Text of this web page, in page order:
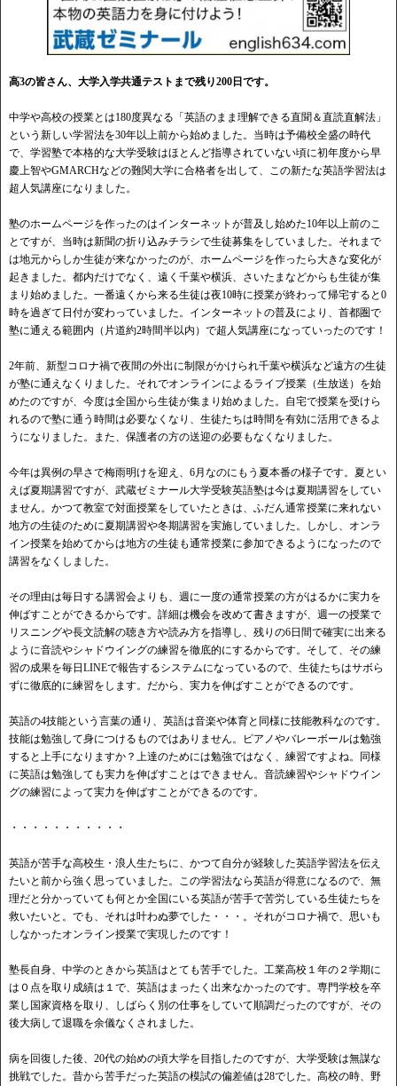
高3の皆さん、大学入学共通テストまで残り200日です。
中学や高校の授業とは180度異なる「英語のまま理解できる直聞＆直読直解法」
という新しい学習法を30年以上前から始めました。当時は予備校全盛の時代
で、学習塾で本格的な大学受験はほとんど指導されていない頃に初年度から早
慶上智やGMARCHなどの難関大学に合格者を出して、この新たな英語学習法は
超人気講座になりました。
塾のホームページを作ったのはインターネットが普及し始めた10年以上前のこ
とですが、当時は新聞の折り込みチラシで生徒募集をしていました。それまで
は地元からしか生徒が来なかったのが、ホームページを作ったら大きな変化が
起きました。都内だけでなく、遠く千葉や横浜、さいたまなどからも生徒が集
まり始めました。一番遠くから来る生徒は夜10時に授業が終わって帰宅すると0
時を過ぎて日付が変わっていました。インターネットの普及により、首都圏で
塾に通える範囲内（片道約2時間半以内）で超人気講座になっていったのです！
2年前、新型コロナ禍で夜間の外出に制限がかけられ千葉や横浜など遠方の生徒
が塾に通えなくりました。それでオンラインによるライブ授業（生放送）を始
めたのですが、今度は全国から生徒が集まり始めました。自宅で授業を受けら
れるので塾に通う時間は必要なくなり、生徒たちは時間を有効に活用できるよ
うになりました。また、保護者の方の送迎の必要もなくなりました。
今年は異例の早さで梅雨明けを迎え、6月なのにもう夏本番の様子です。夏とい
えば夏期講習ですが、武蔵ゼミナール大学受験英語塾は今は夏期講習をしてい
ません。かつて教室で対面授業をしていたときは、ふだん通常授業に来れない
地方の生徒のために夏期講習や冬期講習を実施していました。しかし、オンラ
イン授業を始めてからは地方の生徒も通常授業に参加できるようになったので
講習をなくしました。
その理由は毎日する講習会よりも、週に一度の通常授業の方がはるかに実力を
伸ばすことができるからです。詳細は機会を改めて書きますが、週一の授業で
リスニングや長文読解の聴き方や読み方を指導し、残りの6日間で確実に出来る
ように音読やシャドウイングの練習を徹底的にするからです。そして、その練
習の成果を毎日LINEで報告するシステムになっているので、生徒たちはサボら
ずに徹底的に練習をします。だから、実力を伸ばすことができるのです。
英語の4技能という言葉の通り、英語は音楽や体育と同様に技能教科なのです。
技能は勉強して身につけるものではありません。ピアノやバレーボールは勉強
すると上手になりますか？上達のためには勉強ではなく、練習ですよね。同様
に英語は勉強しても実力を伸ばすことはできません。音読練習やシャドウイン
グの練習によって実力を伸ばすことができるのです。
・・・・・・・・・・・
英語が苦手な高校生・浪人生たちに、かつて自分が経験した英語学習法を伝え
たいと前から強く思っていました。この学習法なら英語が得意になるので、無
理だと分かっていても何とか全国にいる英語が苦手で苦労している生徒たちを
救いたいと。でも、それは叶わぬ夢でした・・・。それがコロナ禍で、思いも
しなかったオンライン授業で実現したのです！
塾長自身、中学のときから英語はとても苦手でした。工業高校１年の２学期に
は０点を取り成績は１で、英語はまったく出来なかったのです。専門学校を卒
業し国家資格を取り、しばらく別の仕事をしていて順調だったのですが、その
後大病して退職を余儀なくされました。
病を回復した後、20代の始めの頃大学を目指したのですが、大学受験は無謀な
挑戦でした。昔から苦手だった英語の模試の偏差値は28でした。高校の時、野